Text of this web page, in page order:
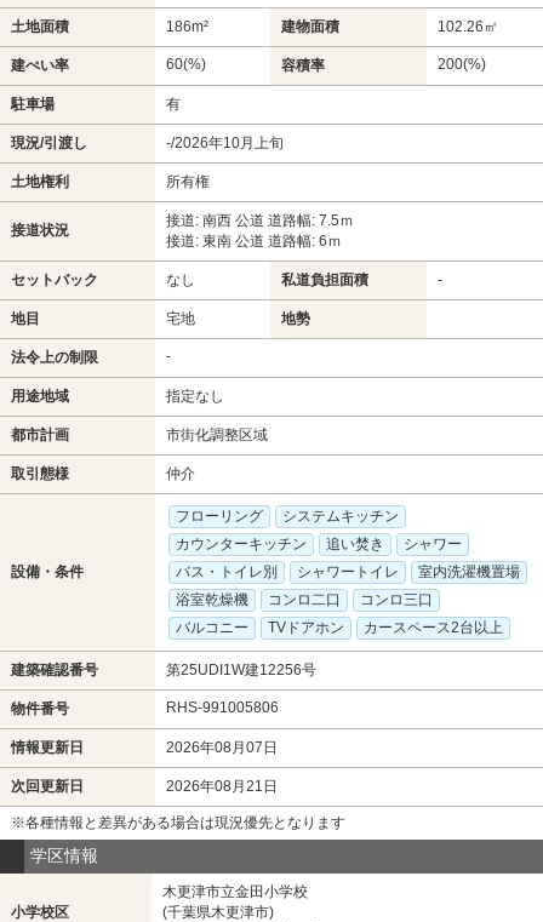
土地面積 186m² 建物面積 102.26㎡
建ぺい率 60(%) 容積率 200(%)
駐車場 有
現況/引渡し -/2026年10月上旬
土地権利 所有権
接道状況
接道: 南西 公道 道路幅: 7.5ｍ
接道: 東南 公道 道路幅: 6ｍ
セットバック なし 私道負担面積 -
地目 宅地 地勢
法令上の制限 -
用途地域 指定なし
都市計画 市街化調整区域
取引態様 仲介
設備・条件
フローリング
システムキッチン
カウンターキッチン
追い焚き
シャワー
バス・トイレ別
シャワートイレ
室内洗濯機置場
浴室乾燥機
コンロ二口
コンロ三口
バルコニー
TVドアホン カースペース2台以上
建築確認番号 第25UDI1W建12256号
物件番号 RHS-991005806
情報更新日 2026年08月07日
次回更新日 2026年08月21日
※各種情報と差異がある場合は現況優先となります
学区情報
小学校区
木更津市立金田小学校
(千葉県木更津市)